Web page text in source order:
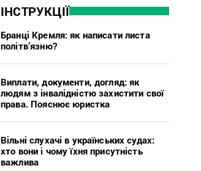
ІНСТРУКЦІЇ
Бранці Кремля: як написати листа
політв’язню?
Виплати, документи, догляд: як
людям з інвалідністю захистити свої
права. Пояснює юристка
Вільні слухачі в українських судах:
хто вони і чому їхня присутність
важлива